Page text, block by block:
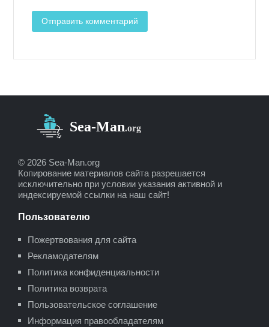
© 2026 Sea-Man.org
Копирование материалов сайта разрешается
исключительно при условии указания активной и
индексируемой ссылки на наш сайт!
Пользователю
Пожертвования для сайта
Рекламодателям
Политика конфиденциальности
Политика возврата
Пользовательское соглашение
Информация правообладателям